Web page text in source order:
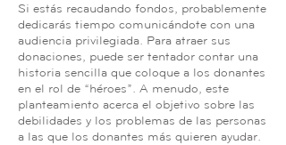
Si estás recaudando fondos, probablemente
dedicarás tiempo comunicándote con una
audiencia privilegiada. Para atraer sus
donaciones, puede ser tentador contar una
historia sencilla que coloque a los donantes
en el rol de “héroes”. A menudo, este
planteamiento acerca el objetivo sobre las
debilidades y los problemas de las personas
a las que los donantes más quieren ayudar.